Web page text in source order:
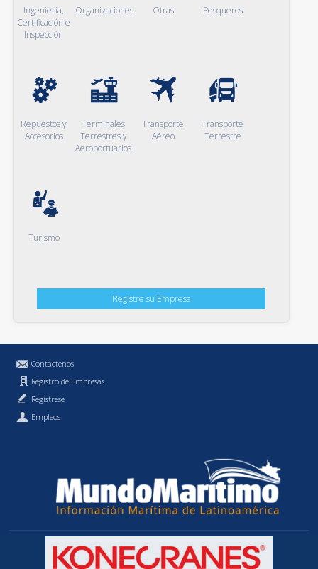
Ingeniería,
Certificación e
Inspección
Organizaciones Otras Pesqueros
Repuestos y
Accesorios
Terminales
Terrestres y
Aeroportuarios
Transporte
Aéreo
Transporte
Terrestre
Turismo
Registre su Empresa
Contáctenos
Registro de Empresas
Regístrese
Empleos
Política de Privacidad
MundoMaritimo.cl es una marca registrada de MundoMaritimo Ltda.